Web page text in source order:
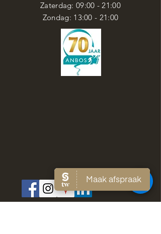
Zaterdag: 09:00 - 21:00
Zondag: 13:00 - 21:00